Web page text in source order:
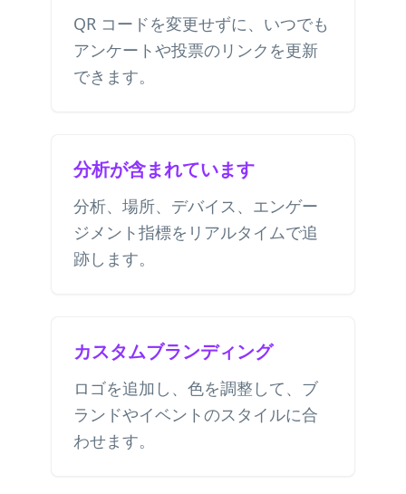
QR コードを変更せずに、いつでも
アンケートや投票のリンクを更新
できます。
分析が含まれています
分析、場所、デバイス、エンゲー
ジメント指標をリアルタイムで追
跡します。
カスタムブランディング
ロゴを追加し、色を調整して、ブ
ランドやイベントのスタイルに合
わせます。